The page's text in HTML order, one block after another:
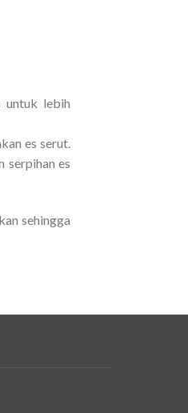
untuk lebih
es serut.
serpihan es
sehingga